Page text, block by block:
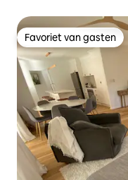
Favoriet van gasten
Favoriet van gasten